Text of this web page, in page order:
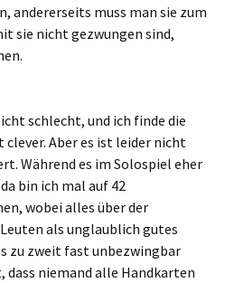
andererseits muss man sie zum
sie nicht gezwungen sind,
schlecht, und ich finde die
Aber es ist leider nicht
Während es im Solospiel eher
bin ich mal auf 42
wobei alles über der
als unglaublich gutes
zu zweit fast unbezwingbar
dass niemand alle Handkarten